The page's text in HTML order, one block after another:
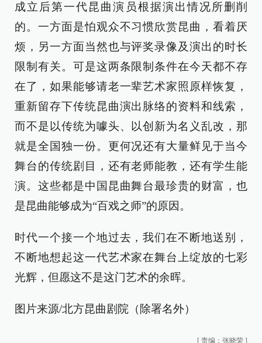
成立后第一代昆曲演员根据演出情况所删削
的。一方面是怕观众不习惯欣赏昆曲，看着厌
烦，另一方面当然也与评奖录像及演出的时长
限制有关。可是这两条限制条件在今天都不存
在了，如果能够请老一辈艺术家照原样恢复，
重新留存下传统昆曲演出脉络的资料和线索，
而不是以传统为噱头、以创新为名义乱改，那
就是全国独一份。更何况还有大量鲜见于当今
舞台的传统剧目，还有老师能教，还有学生能
演。这些都是中国昆曲舞台最珍贵的财富，也
是昆曲能够成为“百戏之师”的原因。
时代一个接一个地过去，我们在不断地送别，
不断地想起这一代艺术家在舞台上绽放的七彩
光辉，但愿这不是这门艺术的余晖。
图片来源/北方昆曲剧院（除署名外）
[ 责编：张晓荣 ]